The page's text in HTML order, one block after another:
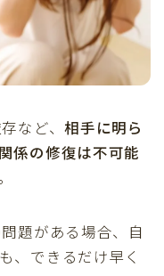
など、相手に明ら
係の修復は不可能
題がある場合、自
、できるだけ早く